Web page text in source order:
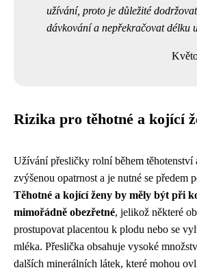
užívání, proto je důležité
dávkování a nepřekračovat délku
Rizika pro těhotné a kojící
Užívání přesličky rolní během těhotenství
zvýšenou opatrnost a je nutné se předem
Těhotné a kojící ženy by měly být při
mimořádně obezřetné, jelikož některé
prostupovat placentou k plodu nebo se
mléka. Přeslička obsahuje vysoké
dalších minerálních látek, které mohou